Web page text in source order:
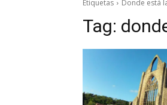
Etiquetas Donde está
Tag: